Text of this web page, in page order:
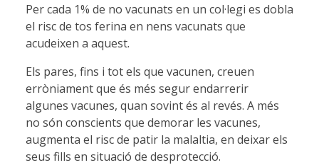
Per cada 1% de no vacunats en un col·legi es dobla
el risc de tos ferina en nens vacunats que
acudeixen a aquest.
Els pares, fins i tot els que vacunen, creuen
erròniament que és més segur endarrerir
algunes vacunes, quan sovint és al revés. A més
no són conscients que demorar les vacunes,
augmenta el risc de patir la malaltia, en deixar els
seus fills en situació de desprotecció.